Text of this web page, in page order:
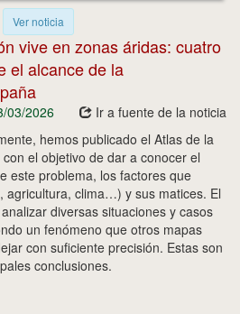
Ver noticia
vive en zonas áridas: cuatro
el alcance de la
03/2026
Ir a fuente de la noticia
hemos publicado el Atlas de la
el objetivo de dar a conocer el
este problema, los factores que
agricultura, clima…) y sus matices. El
diversas situaciones y casos
un fenómeno que otros mapas
con suficiente precisión. Estas son
conclusiones.